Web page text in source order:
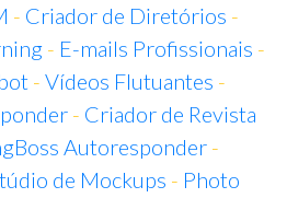
- Criador de Diretórios -
- E-mails Profissionais -
- Vídeos Flutuantes -
- Criador de Revista
Autoresponder-
de Mockups - Photo